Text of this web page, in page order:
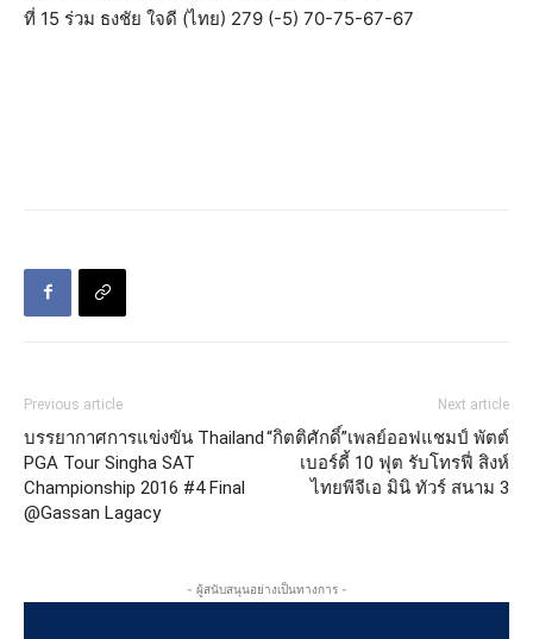
ที่ 15 ร่วม ธงชัย ใจดี (ไทย) 279 (-5) 70-75-67-67
Previous article
บรรยากาศการแข่งขัน Thailand
PGA Tour Singha SAT
Championship 2016 #4 Final
@Gassan Lagacy
Next article
“กิตติศักดิ์”เพลย์ออฟแชมป์ พัตต์
เบอร์ดี้ 10 ฟุต รับโทรฟี่ สิงห์
ไทยพีจีเอ มินิ ทัวร์ สนาม 3
- ผู้สนับสนุนอย่างเป็นทางการ -